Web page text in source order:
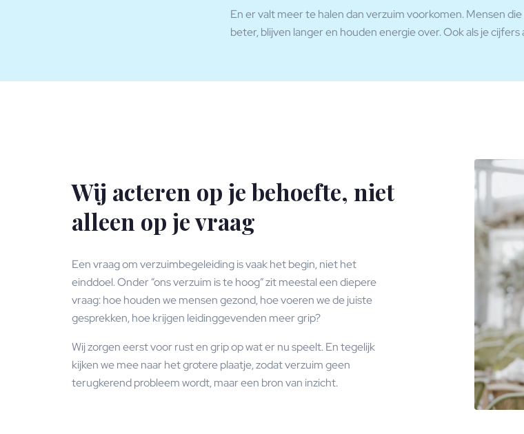
En er valt meer te halen dan verzuim voorkomen. Mensen
beter, blijven langer en houden energie over. Ook als je cijfers
Wij acteren op je behoefte, niet
alleen op je vraag
Een vraag om verzuimbegeleiding is vaak het begin, niet het
einddoel. Onder “ons verzuim is te hoog” zit meestal een diepere
vraag: hoe houden we mensen gezond, hoe voeren we de juiste
gesprekken, hoe krijgen leidinggevenden meer grip?
Wij zorgen eerst voor rust en grip op wat er nu speelt. En tegelijk
kijken we mee naar het grotere plaatje, zodat verzuim geen
terugkerend probleem wordt, maar een bron van inzicht.